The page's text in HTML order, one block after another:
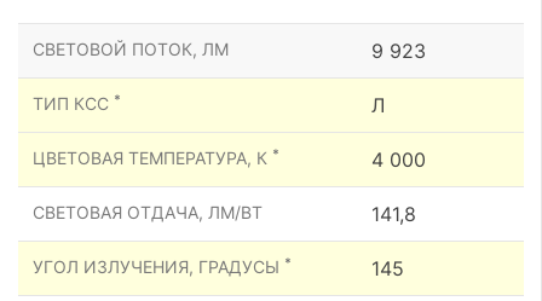
СВЕТОВОЙ ПОТОК, ЛМ 9 923
ТИП КСС * Л
ЦВЕТОВАЯ ТЕМПЕРАТУРА, К * 4 000
СВЕТОВАЯ ОТДАЧА, ЛМ/ВТ 141,8
УГОЛ ИЗЛУЧЕНИЯ, ГРАДУСЫ * 145